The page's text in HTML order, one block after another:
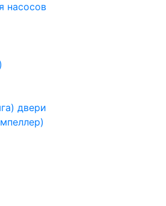
насосов
двери